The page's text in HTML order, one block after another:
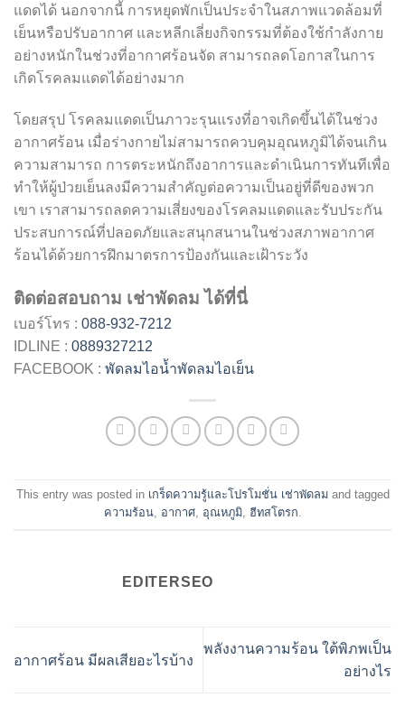
แดดได้ นอกจากนี้ การหยุดพักเป็นประจำในสภาพแวดล้อมที่
เย็นหรือปรับอากาศ และหลีกเลี่ยงกิจกรรมที่ต้องใช้กำลังกาย
อย่างหนักในช่วงที่อากาศร้อนจัด สามารถลดโอกาสในการ
เกิดโรคลมแดดได้อย่างมาก
โดยสรุป โรคลมแดดเป็นภาวะรุนแรงที่อาจเกิดขึ้นได้ในช่วง
อากาศร้อน เมื่อร่างกายไม่สามารถควบคุมอุณหภูมิได้จนเกิน
ความสามารถ การตระหนักถึงอาการและดำเนินการทันทีเพื่อ
ทำให้ผู้ป่วยเย็นลงมีความสำคัญต่อความเป็นอยู่ที่ดีของพวก
เขา เราสามารถลดความเสี่ยงของโรคลมแดดและรับประกัน
ประสบการณ์ที่ปลอดภัยและสนุกสนานในช่วงสภาพอากาศ
ร้อนได้ด้วยการฝึกมาตรการป้องกันและเฝ้าระวัง
ติดต่อสอบถาม เช่าพัดลม ได้ที่นี่
เบอร์โทร : 088-932-7212
IDLINE : 0889327212
FACEBOOK : พัดลมไอน้ำพัดลมไอเย็น
This entry was posted in เกร็ดความรู้และโปรโมชั่น เช่าพัดลมand tagged
ความร้อน, อากาศ, อุณหภูมิ, ฮีทสโตรก.
EDITERSEO
อากาศร้อน มีผลเสียอะไรบ้าง
พลังงานความร้อน ใต้พิภพเป็น
อย่างไร